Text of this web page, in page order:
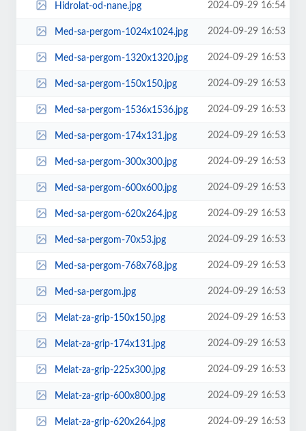
Hidrolat-od-nane.jpg 2024-09-29 16:54
Med-sa-pergom-1024x1024.jpg 2024-09-29 16:53
Med-sa-pergom-1320x1320.jpg 2024-09-29 16:53
Med-sa-pergom-150x150.jpg 2024-09-29 16:53
Med-sa-pergom-1536x1536.jpg 2024-09-29 16:53
Med-sa-pergom-174x131.jpg 2024-09-29 16:53
Med-sa-pergom-300x300.jpg 2024-09-29 16:53
Med-sa-pergom-600x600.jpg 2024-09-29 16:53
Med-sa-pergom-620x264.jpg 2024-09-29 16:53
Med-sa-pergom-70x53.jpg 2024-09-29 16:53
Med-sa-pergom-768x768.jpg 2024-09-29 16:53
Med-sa-pergom.jpg 2024-09-29 16:53
Melat-za-grip-150x150.jpg 2024-09-29 16:53
Melat-za-grip-174x131.jpg 2024-09-29 16:53
Melat-za-grip-225x300.jpg 2024-09-29 16:53
Melat-za-grip-600x800.jpg 2024-09-29 16:53
Melat-za-grip-620x264.jpg 2024-09-29 16:53